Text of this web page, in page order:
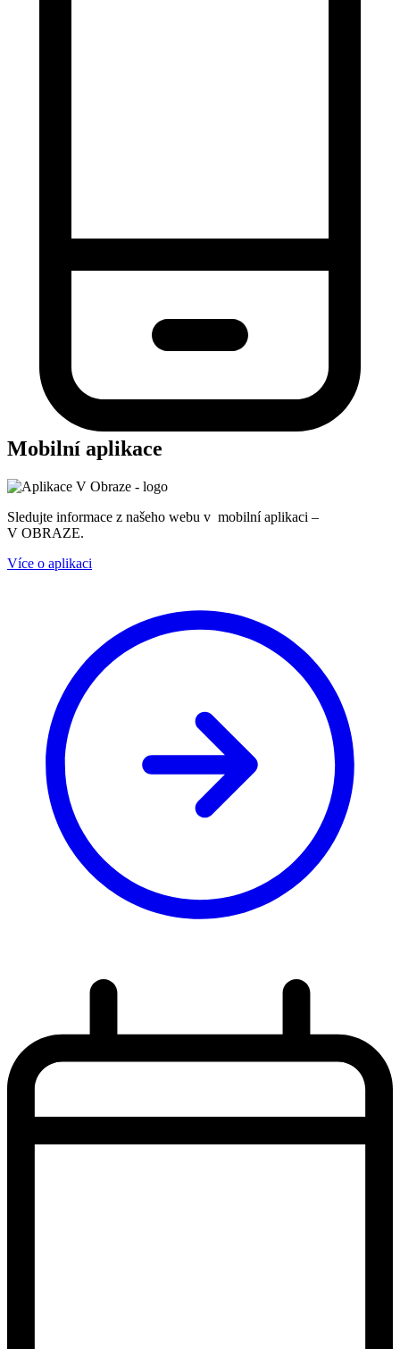
Mobilní aplikace
Sledujte informace z našeho webu v mobilní aplikaci –
V OBRAZE.
Více o aplikaci